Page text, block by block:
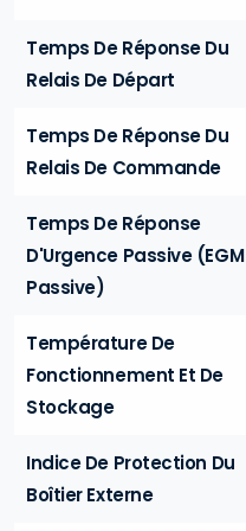
Temps De Réponse Du
Relais De Départ
Temps De Réponse Du
Relais De Commande
Temps De Réponse
D'Urgence Passive (EGM
Passive)
Température De
Fonctionnement Et De
Stockage
Indice De Protection Du
Boîtier Externe